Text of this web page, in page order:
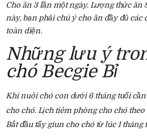
Cho ăn 3 lần một ngày. Lượng thức
này, bạn phải chú ý cho ăn đầy đủ các
toàn diện.
Những lưu ý
chó Becgie Bỉ
Khi nuôi chó con dưới 6 tháng tuổi
cho chó. Lịch tiêm phòng cho chó theo
Bắt đầu tẩy giun cho chó từ lúc 1 tháng